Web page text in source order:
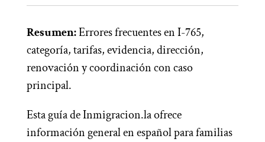
Resumen:Errores frecuentes en I-765,
categoría, tarifas, evidencia, dirección,
renovación y coordinación con caso
principal.
Esta guía de Inmigracion.la ofrece
información general en español para familias